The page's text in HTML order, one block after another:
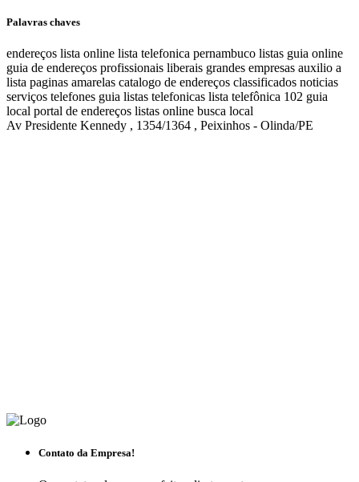
Palavras chaves
endereços lista online lista telefonica pernambuco listas guia online
guia de endereços profissionais liberais grandes empresas auxilio a
lista paginas amarelas catalogo de endereços classificados noticias
serviços telefones guia listas telefonicas lista telefônica 102 guia
local portal de endereços listas online busca local
Av Presidente Kennedy , 1354/1364 , Peixinhos - Olinda/PE
Contato da Empresa!